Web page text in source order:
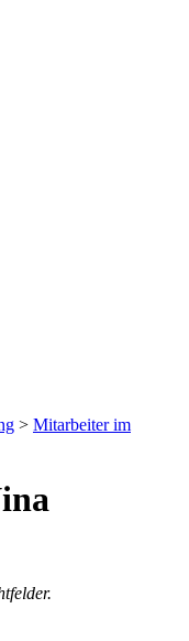
> Mitarbeiter im